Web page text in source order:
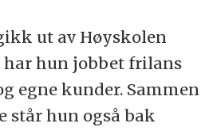
ut av Høyskolen
har hun jobbet frilans
egne kunder. Sammen
står hun også bak